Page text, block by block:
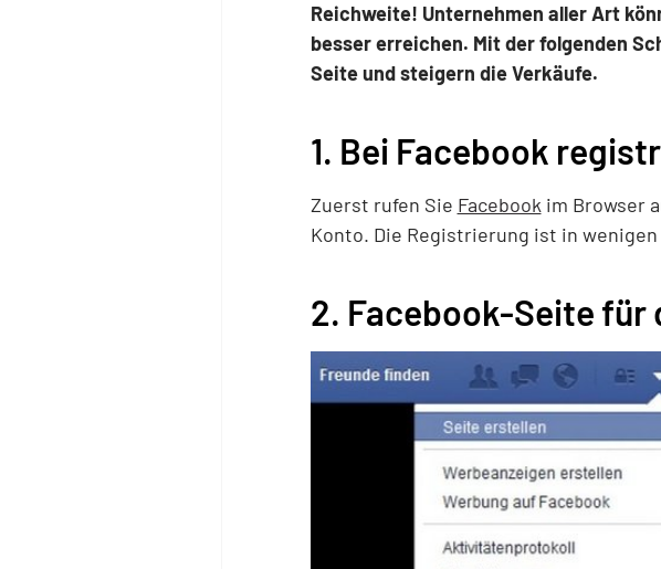
Reichweite! Unternehmen aller Art
besser erreichen. Mit der folgenden
Seite und steigern die Verkäufe.
1. Bei Facebook
Zuerst rufen Sie Facebook im Browser
Konto. Die Registrierung ist in
2. Facebook-Seite für